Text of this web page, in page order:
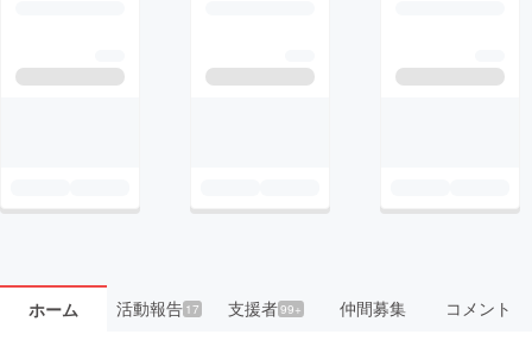
ホーム 活動報告17 支援者99+ 仲間募集 コメント